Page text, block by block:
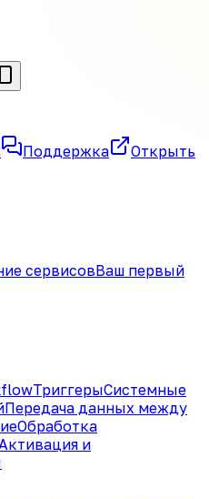
Поддержка
Открыть
сервисовВаш первый
ТриггерыСистемные
Передача данных между
Обработка
и